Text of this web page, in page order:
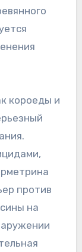
короеды и
против
на